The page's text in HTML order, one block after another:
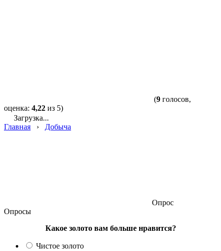
(9 голосов,
оценка: 4,22 из 5)
Загрузка...
Главная › Добыча
Опрос
Опросы
Какое золото вам больше нравится?
Чистое золото